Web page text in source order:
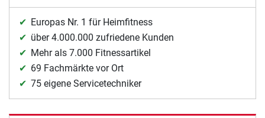
Europas Nr. 1 für Heimfitness
über 4.000.000 zufriedene Kunden
Mehr als 7.000 Fitnessartikel
69 Fachmärkte vor Ort
75 eigene Servicetechniker